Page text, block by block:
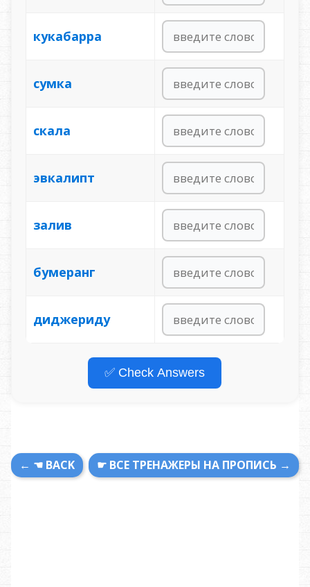
кукабарра
сумка
скала
эвкалипт
залив
бумеранг
диджериду
✅ Check Answers
← ☚ BACK ☛ ВСЕ ТРЕНАЖЕРЫ НА ПРОПИСЬ →